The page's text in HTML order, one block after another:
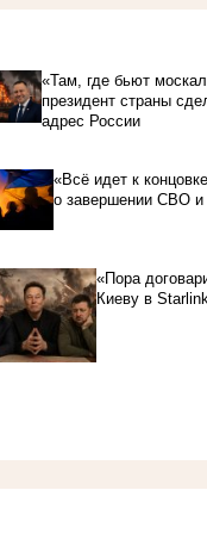
«Там, где бьют
президент страны
адрес России
«Всё идет к
о завершении СВО и
«Пора
Киеву в